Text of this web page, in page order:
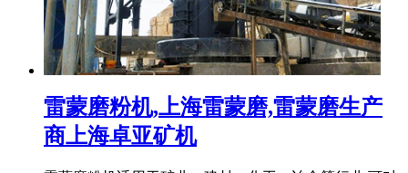
雷蒙磨粉机,上海雷蒙磨,雷蒙磨生产
商上海卓亚矿机